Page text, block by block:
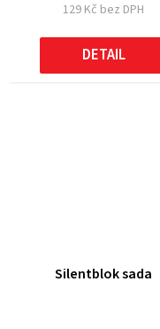
129 Kč bez DPH
DETAIL
Silentblok sada